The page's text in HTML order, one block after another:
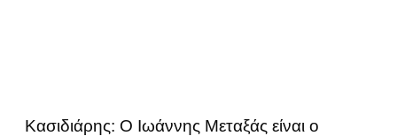
Κασιδιάρης: Ο Ιωάννης Μεταξάς είναι ο